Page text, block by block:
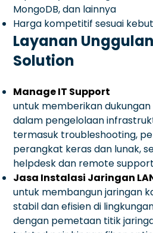
MongoDB, dan lainnya
Harga kompetitif sesuai
Layanan
Solution
Manage IT Support
untuk memberikan
dalam pengelolaan
termasuk troubleshooting,
perangkat keras dan lunak,
helpdesk dan remote
Jasa Instalasi Jaringan
untuk membangun jaringan
stabil dan efisien di
dengan pemetaan titik